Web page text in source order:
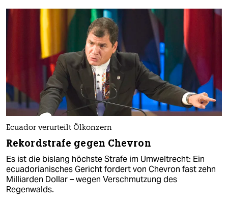
Ecuador verurteilt Ölkonzern
Rekordstrafe gegen Chevron
Es ist die bislang höchste Strafe im Umweltrecht: Ein
ecuadorianisches Gericht fordert von Chevron fast zehn
Milliarden Dollar – wegen Verschmutzung des
Regenwalds.